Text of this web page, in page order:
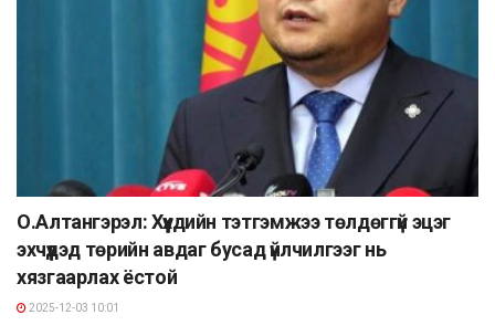
О.Алтангэрэл: Хүүхдийн тэтгэмжээ төлдөггүй эцэг
эхчүүдэд төрийн авдаг бусад үйлчилгээг нь
хязгаарлах ёстой
2025-12-03 10:01